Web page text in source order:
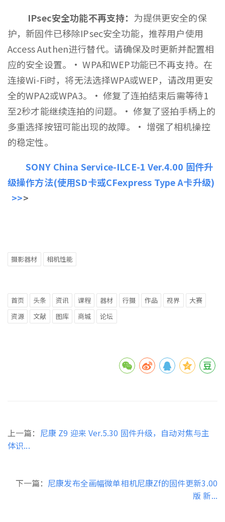
IPsec安全功能不再支持： 为提供更安全的保
护，新固件已移除IPsec安全功能，推荐用户使用
Access Authen进行替代。请确保及时更新并配置相
应的安全设置。· WPA和WEP功能已不再支持。在
连接Wi-Fi时，将无法选择WPA或WEP，请改用更安
全的WPA2或WPA3。· 修复了连拍结束后需等待1
至2秒才能继续连拍的问题。· 修复了竖拍手柄上的
多重选择按钮可能出现的故障。· 增强了相机操控
的稳定性。
SONY China Service-ILCE-1 Ver.4.00 固件升
级操作方法(使用SD卡或CFexpress Type A卡升级)
>>>
摄影器材 相机性能
首页 头条 资讯 课程 器材 行摄 作品 视界
大赛
资源
文献 图库 商城 论坛
上一篇： 尼康 Z9 迎来 Ver.5.30 固件升级，自动对焦与主
体识...
下一篇： 尼康发布全画幅微单相机尼康Zf的固件更新3.00
版 新...